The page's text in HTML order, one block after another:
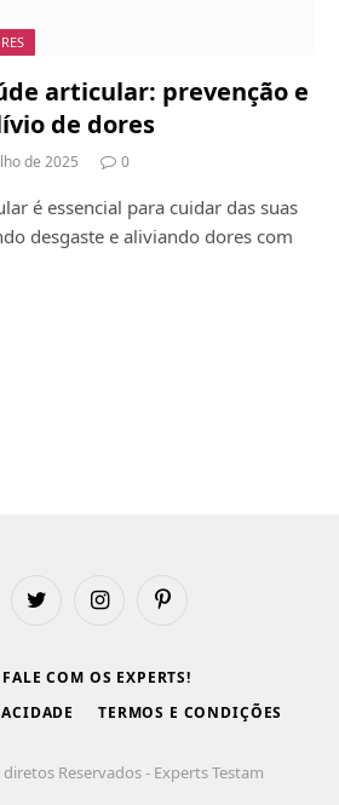
articular: prevenção e
de dores
de 2025 0
é essencial para cuidar das suas
desgaste e aliviando dores com
Twitter InstagramPinterest
FALE COM OS EXPERTS!
TERMOS E CONDIÇÕES
Reservados - Experts Testam